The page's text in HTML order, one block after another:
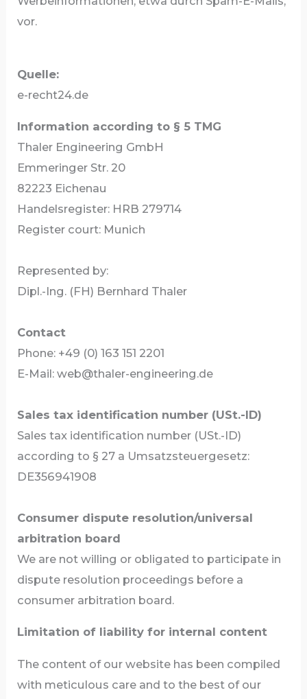
vor.
Quelle:
e-recht24.de
Information according to § 5 TMG
Thaler Engineering GmbH
Emmeringer Str. 20
82223 Eichenau
Handelsregister: HRB 279714
Register court: Munich
Represented by:
Dipl.-Ing. (FH) Bernhard Thaler
Contact
Phone: +49 (0) 163 151 2201
E-Mail: web@thaler-engineering.de
Sales tax identification number (USt.-ID)
Sales tax identification number (USt.-ID)
according to § 27 a Umsatzsteuergesetz:
DE356941908
Consumer dispute resolution/universal
arbitration board
We are not willing or obligated to participate in
dispute resolution proceedings before a
consumer arbitration board.
Limitation of liability for internal content
The content of our website has been compiled
with meticulous care and to the best of our